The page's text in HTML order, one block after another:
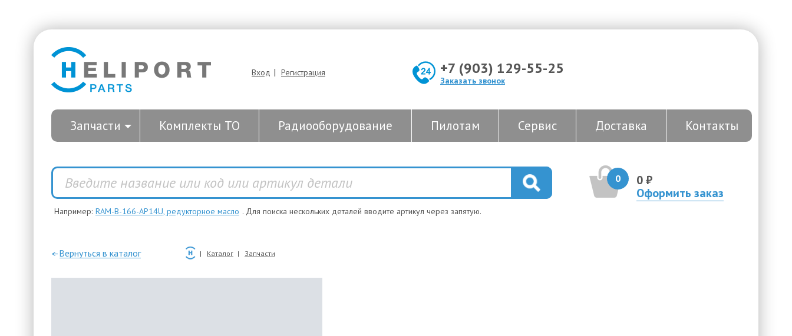
Вход | Регистрация +7 (903) 129-55-25
Заказать звонок
Запчасти Комплекты ТО Радиооборудование Пилотам Сервис Доставка Контакты
0
0 ₽
Оформить заказ
Например: RAM-B-166-AP14U, редукторное масло . Для поиска нескольких деталей вводите артикул через запятую.
—Вернуться в каталог Каталог Запчасти